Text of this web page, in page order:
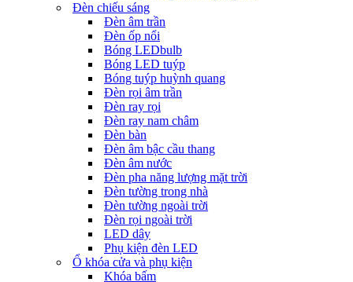
Đèn chiếu sáng
Đèn âm trần
Đèn ốp nổi
Bóng LEDbulb
Bóng LED tuýp
Bóng tuýp huỳnh quang
Đèn rọi âm trần
Đèn ray rọi
Đèn ray nam châm
Đèn bàn
Đèn âm bậc cầu thang
Đèn âm nước
Đèn pha năng lượng mặt trời
Đèn tường trong nhà
Đèn tường ngoài trời
Đèn rọi ngoài trời
LED dây
Phụ kiện đèn LED
Ổ khóa cửa và phụ kiện
Khóa bấm